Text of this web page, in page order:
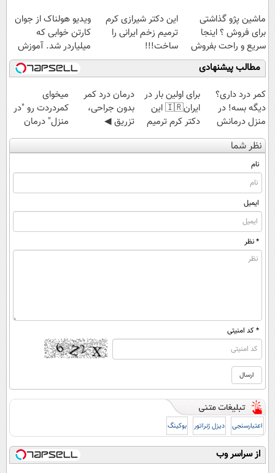
ماشین پژو گذاشتی
برای فروش ؟ اینجا
سریع و راحت بفروش
این دکتر شیرازی کرم
ترمیم زخم ایرانی را
ساخت!!!
ویدیو هولناک از جوان
کارتن خوابی که
میلیاردر شد. آموزش
رایگان
مطالب پیشنهادی
کمر درد داری؟
دیگه بسه! در
منزل درمانش
کن
(◀پرسش‌نامه)
برای اولین بار در
ایران🇮🇷 این
دکتر کرم ترمیم
کننده 23 روزه
ساخت!
درمان درد کمر
بدون جراحی،
تزریق ◀
پرسش‌نامه رو پر
کن ▶
میخوای
کمردردت رو "در
منزل" درمان
کنی؟ (◂فیلم +
◂پرسش‌نامه)
نظر شما
نام
ایمیل
* نظر
* کد امنیتی
اعتبارسنجی دیزل ژنراتور بوکینگ
از سراسر وب